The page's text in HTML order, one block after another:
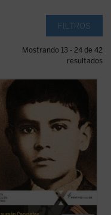
FILTROS
Mostrando 13 - 24 de 42
resultados
para que muchos católicos se
los cristeros? El autor de este
del pueblo del joven mártir, no
a estas preguntas con
sino que logra ... (ver ficha)